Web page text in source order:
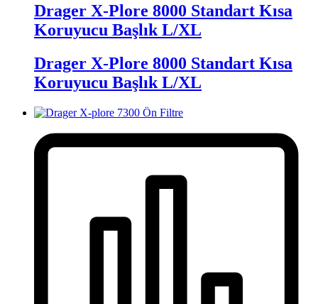
Drager X-Plore 8000 Standart Kısa
Koruyucu Başlık L/XL
Drager X-Plore 8000 Standart Kısa
Koruyucu Başlık L/XL